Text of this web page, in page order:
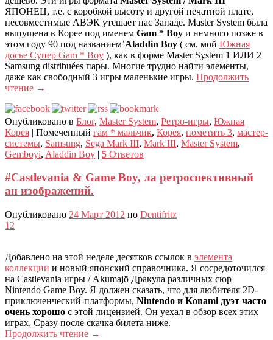
ЯПОНЕЦ, т.е. с коробкой высоту и другой печатной плате,
несовместимые АВЭК утешает нас Западе. Master System была
выпущена в Корее под именем Gam * Boy и немного позже в
этом году 90 под названием’Aladdin Boy ( см. мой Южная
досье Супер Gam * Boy ), как в форме Master System 1 ИЛИ 2
Samsung distribuées пары. Многие трудно найти элементы,
даже как свободный 3 игры маленькие игры. Продолжить
чтение →
Опубликовано в Блог, Master System, Ретро-игры, Южная
Корея | Помеченный гам * мальчик, Корея, пометить 3, мастер-
системы, Samsung, Sega Mark III, Mark III, Master System,
Gemboyi, Aladdin Boy | 5 Ответов
#Castlevania & Game Boy, ла ретроспективный
ан изображений.
Опубликовано 24 Март 2012 по Dentifritz
12
Добавлено на этой неделе десятков ссылок в элемента
коллекции и новый японский справочника. Я сосредоточился
на Castlevania игры / Akumajō Дракула различных сюр
Nintendo Game Boy. Я должен сказать, что для любителя 2D-
приключенческий-платформы, Nintendo и Konami дуэт часто
очень хорошо с этой лицензией. Он уехал в обзор всех этих
играх, Сразу после скачка билета ниже.
Продолжить чтение →